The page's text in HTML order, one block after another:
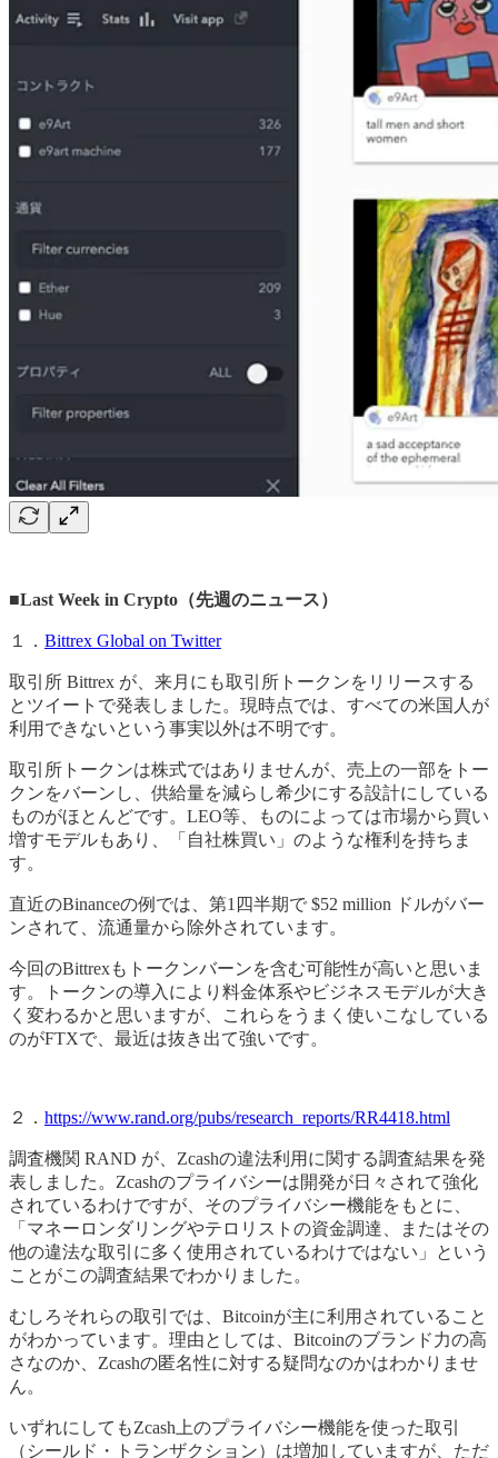
■Last Week in Crypto（先週のニュース）
１． Bittrex Global on Twitter
取引所 Bittrex が、来月にも取引所トークンをリリースする
とツイートで発表しました。現時点では、すべての米国人が
利用できないという事実以外は不明です。
取引所トークンは株式ではありませんが、売上の一部をトー
クンをバーンし、供給量を減らし希少にする設計にしている
ものがほとんどです。LEO等、ものによっては市場から買い
増すモデルもあり、「自社株買い」のような権利を持ちま
す。
直近のBinanceの例では、第1四半期で $52 million ドルがバー
ンされて、流通量から除外されています。
今回のBittrexもトークンバーンを含む可能性が高いと思いま
す。トークンの導入により料金体系やビジネスモデルが大き
く変わるかと思いますが、これらをうまく使いこなしている
のがFTXで、最近は抜き出て強いです。
２． https://www.rand.org/pubs/research_reports/RR4418.html
調査機関 RAND が、Zcashの違法利用に関する調査結果を発
表しました。Zcashのプライバシーは開発が日々されて強化
されているわけですが、そのプライバシー機能をもとに、
「マネーロンダリングやテロリストの資金調達、またはその
他の違法な取引に多く使用されているわけではない」という
ことがこの調査結果でわかりました。
むしろそれらの取引では、Bitcoinが主に利用されていること
がわかっています。理由としては、Bitcoinのブランド力の高
さなのか、Zcashの匿名性に対する疑問なのかはわかりませ
ん。
いずれにしてもZcash上のプライバシー機能を使った取引
（シールド・トランザクション）は増加していますが、ただ